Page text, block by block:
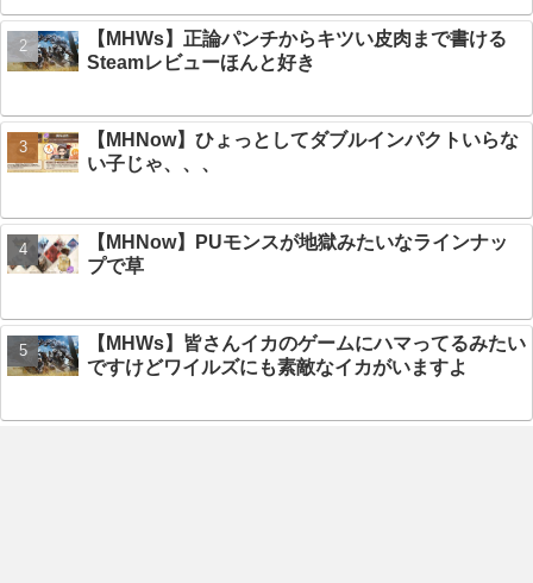
【MHWs】正論パンチからキツい皮肉まで書ける
Steamレビューほんと好き
【MHNow】ひょっとしてダブルインパクトいらな
い子じゃ、、、
【MHNow】PUモンスが地獄みたいなラインナッ
プで草
【MHWs】皆さんイカのゲームにハマってるみたい
ですけどワイルズにも素敵なイカがいますよ